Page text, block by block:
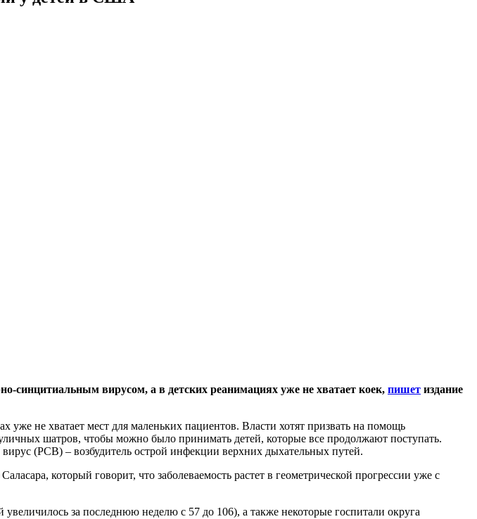
синцитиальным вирусом, а в детских реанимациях уже не хватает коек, пишет издание
не хватает мест для маленьких пациентов. Власти хотят призвать на помощь
шатров, чтобы можно было принимать детей, которые все продолжают поступать.
(РСВ) – возбудитель острой инфекции верхних дыхательных путей.
который говорит, что заболеваемость растет в геометрической прогрессии уже с
за последнюю неделю с 57 до 106), а также некоторые госпитали округа